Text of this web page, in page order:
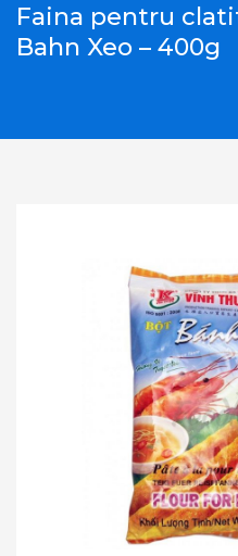
Faina pentru
Bahn Xeo – 400g